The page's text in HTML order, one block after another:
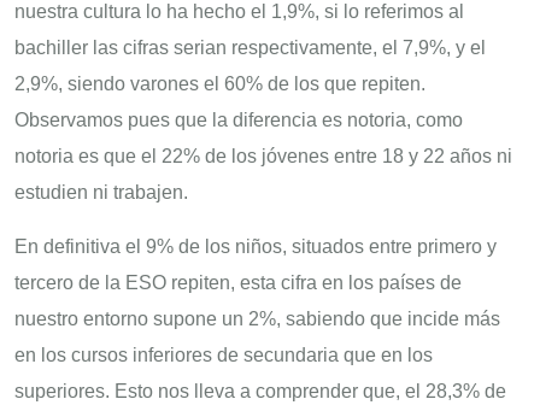
nuestra cultura lo ha hecho el 1,9%, si lo referimos al
bachiller las cifras serian respectivamente, el 7,9%, y el
2,9%, siendo varones el 60% de los que repiten.
Observamos pues que la diferencia es notoria, como
notoria es que el 22% de los jóvenes entre 18 y 22 años ni
estudien ni trabajen.
En definitiva el 9% de los niños, situados entre primero y
tercero de la ESO repiten, esta cifra en los países de
nuestro entorno supone un 2%, sabiendo que incide más
en los cursos inferiores de secundaria que en los
superiores. Esto nos lleva a comprender que, el 28,3% de